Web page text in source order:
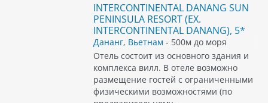
INTERCONTINENTAL DANANG SUN
PENINSULA RESORT (EX.
INTERCONTINENTAL DANANG), 5*
Дананг, Вьетнам - 500м до моря
Отель состоит из основного здания и
комплекса вилл. В отеле возможно
размещение гостей с ограниченными
физическими возможностями (по